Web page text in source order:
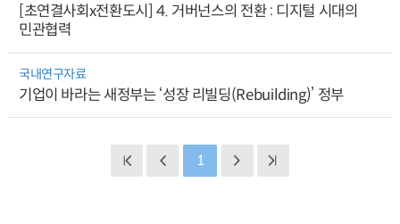
[초연결사회x전환도시] 4. 거버넌스의 전환 : 디지털 시대의
민관협력
국내연구자료
기업이 바라는 새정부는 ‘성장 리빌딩(Rebuilding)’ 정부
1